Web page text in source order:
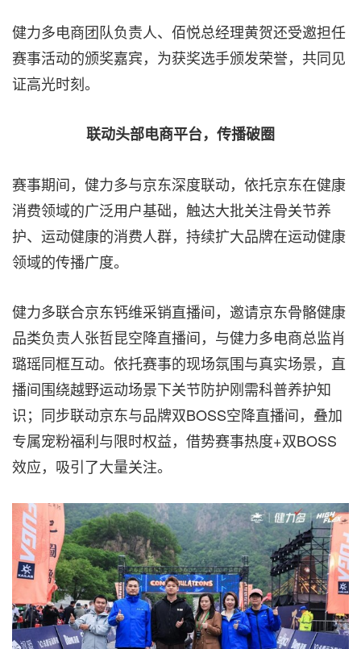
健力多电商团队负责人、佰悦总经理黄贺还受邀担任
赛事活动的颁奖嘉宾，为获奖选手颁发荣誉，共同见
证高光时刻。
联动头部电商平台，传播破圈
赛事期间，健力多与京东深度联动，依托京东在健康
消费领域的广泛用户基础，触达大批关注骨关节养
护、运动健康的消费人群，持续扩大品牌在运动健康
领域的传播广度。
健力多联合京东钙维采销直播间，邀请京东骨骼健康
品类负责人张哲昆空降直播间，与健力多电商总监肖
璐瑶同框互动。依托赛事的现场氛围与真实场景，直
播间围绕越野运动场景下关节防护刚需科普养护知
识；同步联动京东与品牌双BOSS空降直播间，叠加
专属宠粉福利与限时权益，借势赛事热度+双BOSS
效应，吸引了大量关注。